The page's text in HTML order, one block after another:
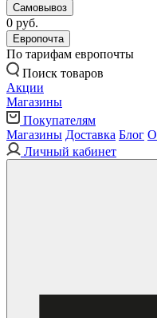
Самовывоз
0 руб.
Европочта
По тарифам европочты
Поиск товаров
Акции
Магазины
Покупателям
Магазины Доставка Блог
Личный кабинет